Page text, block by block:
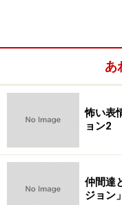
ニ
ニ
編】
あ
怖い表
ョン2
仲間達
ジョン」